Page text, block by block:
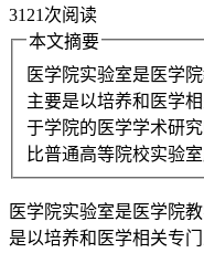
3121次阅读
本文摘要
医学院实验室是医学
主要是以培养和医学
于学院的医学学术研
比普通高等院校实验
医学院实验室是医学院
是以培养和医学相关专